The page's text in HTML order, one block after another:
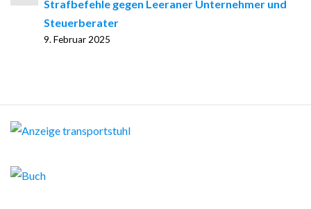
Strafbefehle gegen Leeraner Unternehmer und
Steuerberater
9. Februar 2025